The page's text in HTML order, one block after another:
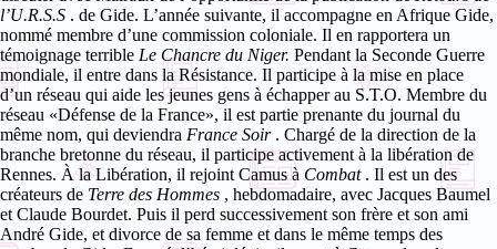
l’U.R.S.S . de Gide. L’année suivante, il accompagne en Afrique Gide,
nommé membre d’une commission coloniale. Il en rapportera un
témoignage terrible Le Chancre du Niger. Pendant la Seconde Guerre
mondiale, il entre dans la Résistance. Il participe à la mise en place
d’un réseau qui aide les jeunes gens à échapper au S.T.O. Membre du
réseau «Défense de la France», il est partie prenante du journal du
même nom, qui deviendra France Soir . Chargé de la direction de la
branche bretonne du réseau, il participe activement à la libération de
Rennes. À la Libération, il rejoint Camus à Combat . Il est un des
créateurs de Terre des Hommes , hebdomadaire, avec Jacques Baumel
et Claude Bourdet. Puis il perd successivement son frère et son ami
André Gide, et divorce de sa femme et dans le même temps des